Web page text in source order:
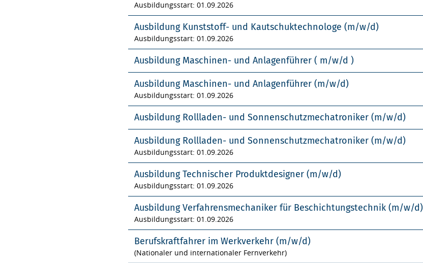
Ausbildungsstart: 01.09.2026
Ausbildung Kunststoff- und Kautschuktechnologe (m/w/d)
Ausbildungsstart: 01.09.2026
Ausbildung Maschinen- und Anlagenführer ( m/w/d )
Ausbildung Maschinen- und Anlagenführer (m/w/d)
Ausbildungsstart: 01.09.2026
Ausbildung Rollladen- und Sonnenschutzmechatroniker (m/w/d)
Ausbildung Rollladen- und Sonnenschutzmechatroniker (m/w/d)
Ausbildungsstart: 01.09.2026
Ausbildung Technischer Produktdesigner (m/w/d)
Ausbildungsstart: 01.09.2026
Ausbildung Verfahrensmechaniker für Beschichtungstechnik (m/w/d)
Ausbildungsstart: 01.09.2026
Berufskraftfahrer im Werkverkehr (m/w/d)
(Nationaler und internationaler Fernverkehr)